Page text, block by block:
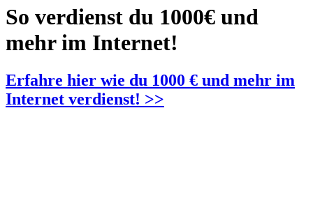
So verdienst du 1000€ und
mehr im Internet!
Erfahre hier wie du 1000 € und mehr im
Internet verdienst! >>